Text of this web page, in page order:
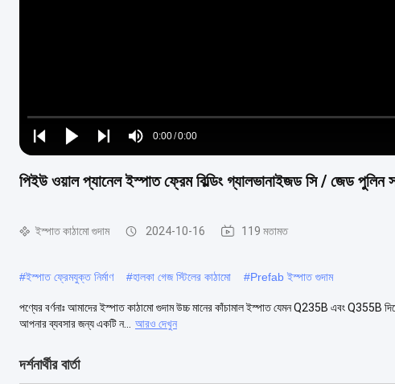
Play
Play
Play
Mute
Time
0:00/0:00
Loaded:
0%
পিইউ ওয়াল প্যানেল ইস্পাত ফ্রেম বিল্ডিং গ্যালভানাইজড সি / জেড পুলিন
ইস্পাত কাঠামো গুদাম 2024-10-16 119 মতামত
#ইস্পাত ফ্রেমযুক্ত নির্মাণ #হালকা গেজ স্টিলের কাঠামো #Prefab ইস্পাত গুদাম
পণ্যের বর্ণনাঃ আমাদের ইস্পাত কাঠামো গুদাম উচ্চ মানের কাঁচামাল ইস্পাত যেমন Q235B এবং Q355B
আপনার ব্যবসার জন্য একটি ন...
আরও দেখুন
দর্শনার্থীর বার্তা